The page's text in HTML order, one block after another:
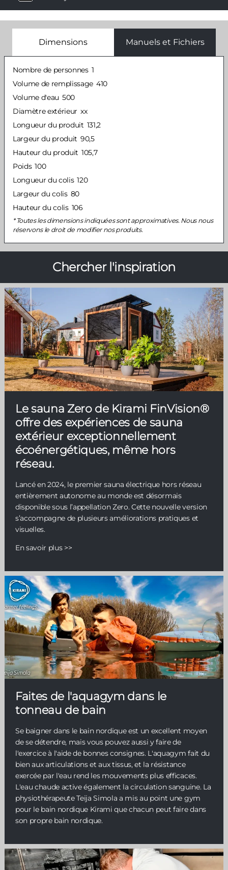
Dimensions Manuels et Fichiers
Nombre de personnes 1
Volume de remplissage 410
Volume d'eau 500
Diamètre extérieur xx
Longueur du produit 131,2
Largeur du produit 90,5
Hauteur du produit 105,7
Poids 100
Longueur du colis 120
Largeur du colis 80
Hauteur du colis 106
Toutes les dimensions indiquées sont approximatives. Nous nous
réservons le droit de modifier nos produits.
Chercher l'inspiration
Le sauna Zero de Kirami FinVision®
offre des expériences de sauna
extérieur exceptionnellement
écoénergétiques, même hors
réseau.
Lancé en 2024, le premier sauna électrique hors réseau
entièrement autonome au monde est désormais
disponible sous l’appellation Zero. Cette nouvelle version
s’accompagne de plusieurs améliorations pratiques et
visuelles.
En savoir plus >>
Faites de l'aquagym dans le
tonneau de bain
Se baigner dans le bain nordique est un excellent moyen
de se détendre, mais vous pouvez aussi y faire de
l'exercice à l'aide de bonnes consignes. L'aquagym fait du
bien aux articulations et aux tissus, et la résistance
exercée par l'eau rend les mouvements plus efficaces.
L'eau chaude active également la circulation sanguine. La
physiothérapeute Teija Simola a mis au point une gym
pour le bain nordique Kirami que chacun peut faire dans
son propre bain nordique.